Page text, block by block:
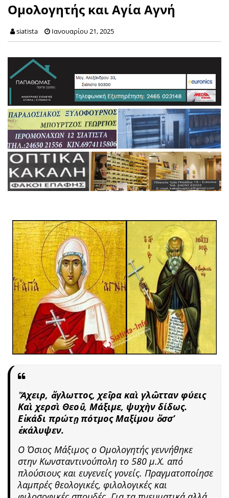
Ομολογητής και Αγία Αγνή
siatista Ιανουαρίου 21, 2025
Ἄχειρ, ἄγλωττος, χεῖρα καὶ γλῶτταν φύεις
Καὶ χερσὶ Θεοῦ, Μάξιμε, ψυχὴν δίδως.
Εἰκάδι πρώτῃ πότμος Μαξίμου ὄσσ’
ἐκάλυψεν.
Ο Όσιος Μάξιμος ο Ομολογητής γεννήθηκε
στην Κωνσταντινούπολη το 580 μ.Χ. από
πλούσιους και ευγενείς γονείς. Πραγματοποίησε
λαμπρές θεολογικές, φιλολογικές και